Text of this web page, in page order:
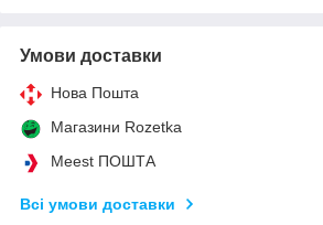
Умови доставки
Нова Пошта
Магазини Rozetka
Meest ПОШТА
Всі умови доставки